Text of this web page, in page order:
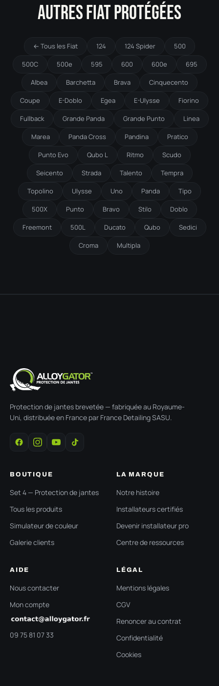
AUTRES FIAT PROTÉGÉES
← Tous les Fiat 124 124 Spider 500
500C 500e 595 600 600e 695
Albea Barchetta Brava Cinquecento
Coupe E-Doblo Egea E-Ulysse Fiorino
Fullback Grande Panda Grande Punto Linea
Marea Panda Cross Pandina Pratico
Punto Evo Qubo L Ritmo Scudo
Seicento Strada Talento Tempra
Topolino Ulysse Uno Panda Tipo
500X Punto Bravo Stilo Doblo
Freemont 500L Ducato Qubo Sedici
Croma Multipla
Protection de jantes brevetée — fabriquée au Royaume-
Uni, distribuée en France par France Detailing SASU.
BOUTIQUE
Set 4 — Protection de jantes
Tous les produits
Simulateur de couleur
Galerie clients
LA MARQUE
Notre histoire
Installateurs certifiés
Devenir installateur pro
Centre de ressources
AIDE
Nous contacter
Mon compte
09 75 81 07 33
LÉGAL
Mentions légales
CGV
Renoncer au contrat
Confidentialité
Cookies